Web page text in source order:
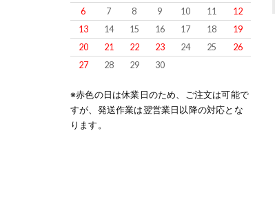
6
7 8 9 10 11
12
13
14 15 16 17 18
19
20
21 22 23 24 25
26
27
28 29 30
※赤色の日は休業日のため、ご注文は可能で
すが、発送作業は翌営業日以降の対応とな
ります。